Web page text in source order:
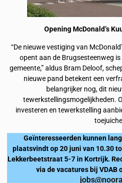
Opening McDonald’s
“De nieuwe vestiging van
opent aan de Brugsesteenweg
gemeente,” aldus Bram Deloof,
nieuwe pand betekent een
belangrijker nog, dit
tewerkstellingsmogelijkheden.
investeren en tewerkstelling
Geïnteresseerden kunnen
plaatsvindt op 20 juni van 10.30
Lekkerbeetstraat 5-7 in Kortrijk.
via de vacatures bij VDAB